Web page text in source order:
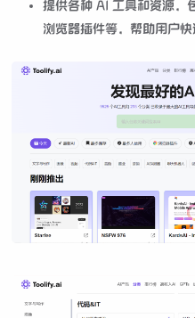
提供各种 AI 工具和资源，
浏览器插件等，帮助用户快